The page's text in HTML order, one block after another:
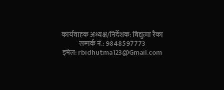
कार्यवाहक अध्यक्ष/निर्देशक: बिद्युत्मा रैका
सम्पर्क नं.: 9848597773
इमेल:rbidhutma123@Gmail.com